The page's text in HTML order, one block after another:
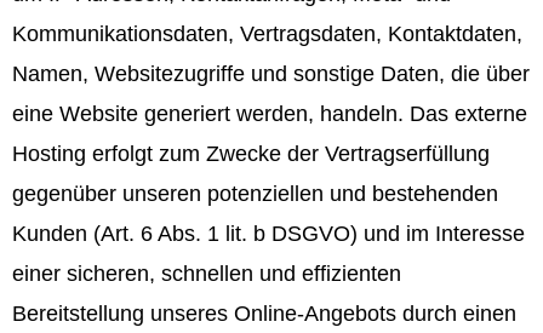
Kommunikationsdaten, Vertragsdaten, Kontaktdaten,
Namen, Websitezugriffe und sonstige Daten, die über
eine Website generiert werden, handeln. Das externe
Hosting erfolgt zum Zwecke der Vertragserfüllung
gegenüber unseren potenziellen und bestehenden
Kunden (Art. 6 Abs. 1 lit. b DSGVO) und im Interesse
einer sicheren, schnellen und effizienten
Bereitstellung unseres Online-Angebots durch einen